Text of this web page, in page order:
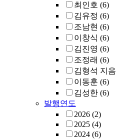
최인호 (6)
김유정 (6)
조남현 (6)
이창식 (6)
김진영 (6)
조정래 (6)
김형석 지음
이동훈 (6)
김성한 (6)
발행연도
2026 (2)
2025 (4)
2024 (6)